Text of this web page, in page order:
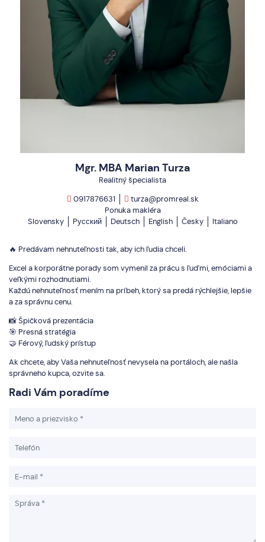
Mgr. MBA Marian Turza
Realitný špecialista
0917876631
turza@promreal.sk
Ponuka makléra
Slovensky
Pусский Deutsch English Česky Italiano
🔥 Predávam nehnuteľnosti tak, aby ich ľudia chceli.
Excel a korporátne porady som vymenil za prácu s ľuďmi, emóciami a
veľkými rozhodnutiami.
Každú nehnuteľnosť mením na príbeh, ktorý sa predá rýchlejšie, lepšie
a za správnu cenu.
📸 Špičková prezentácia
🎯 Presná stratégia
🤝 Férový, ľudský prístup
Ak chcete, aby Vaša nehnuteľnosť nevysela na portáloch, ale našla
správneho kupca, ozvite sa.
Radi Vám poradíme